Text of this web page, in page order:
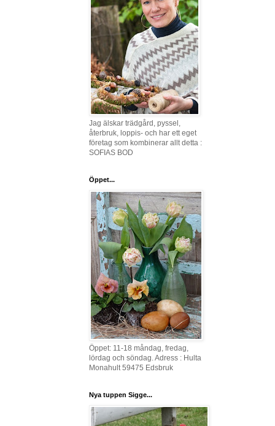
Jag älskar trädgård, pyssel,
återbruk, loppis- och har ett eget
företag som kombinerar allt detta :
SOFIAS BOD
Öppet...
Öppet: 11-18 måndag, fredag,
lördag och söndag. Adress : Hulta
Monahult 59475 Edsbruk
Nya tuppen Sigge...